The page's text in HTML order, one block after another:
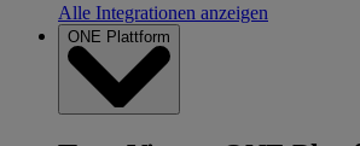
Alle Integrationen anzeigen
ONE Plattform